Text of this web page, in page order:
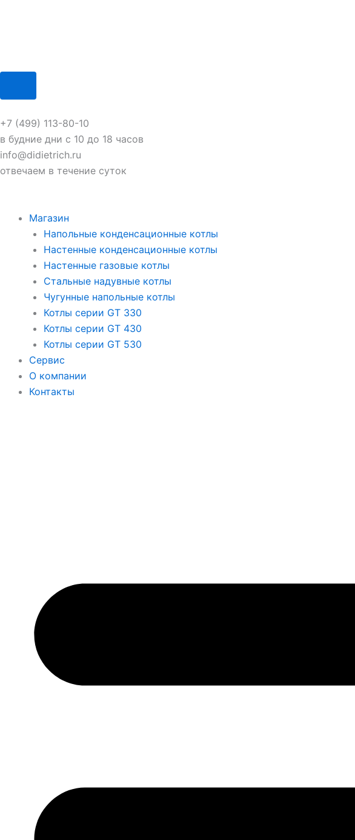
+7 (499) 113-80-10
в будние дни с 10 до 18 часов
info@didietrich.ru
отвечаем в течение суток
Магазин
Напольные конденсационные котлы
Настенные конденсационные котлы
Настенные газовые котлы
Стальные надувные котлы
Чугунные напольные котлы
Котлы серии GT 330
Котлы серии GT 430
Котлы серии GT 530
Сервис
О компании
Контакты